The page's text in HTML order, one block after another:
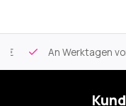
An Werktagen vor